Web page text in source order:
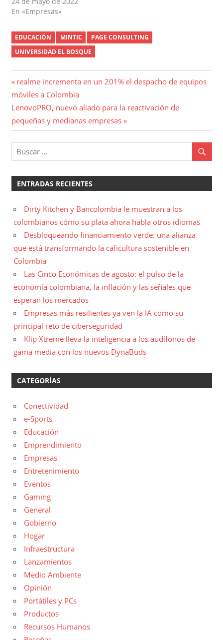
En «Empresas»
EDUCACIÓN MINTIC
PAGE CONSULTING
UNIVERSIDAD EL BOSQUE
Navegación
de
entradas
Entrada
anterior:
realme incrementa en un 201% el despacho de equipos
móviles a Colombia
Entrada
siguiente:
LenovoPRO, nuevo aliado para la reactivación de
pequeñas y medianas empresas
ENTRADAS RECIENTES
Dirty Kitchen y Bancolombia le muestran a los
colombianos cómo su plata ahora habla otros idiomas
Desbloqueando financiamiento verde: una alianza
que está transformando la caficultura sostenible en
Colombia
Las Cinco Económicas de agosto: el pulso de la
economía colombiana, la inflación y las señales que
esperan los mercados
Empresas más resilientes ya ven la IA como su
principal reto de ciberseguridad
Klip Xtreme lleva la inteligencia a los audífonos de
gama media con los nuevos DynaBuds
CATEGORÍAS
Conectividad
e-Sports
Educación
Emprendimiento
Empresas
Entretenimiento
Eventos
Gaming
General
Gobierno
Hogar
Infraestructura
Lanzamientos
Medio Ambiente
Opinión
Portátiles y PCs
Productos
Recursos Humanos